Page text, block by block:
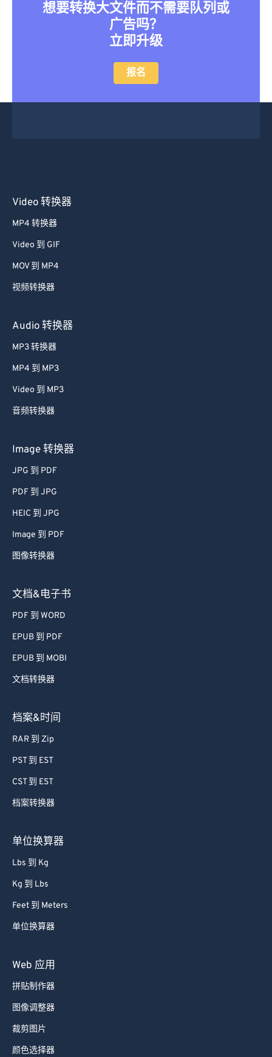
想要转换大文件而不需要队列或
广告吗？
立即升级
报名
Video 转换器
MP4 转换器
Video 到 GIF
MOV 到 MP4
视频转换器
Audio 转换器
MP3 转换器
MP4 到 MP3
Video 到 MP3
音频转换器
Image 转换器
JPG 到 PDF
PDF 到 JPG
HEIC 到 JPG
Image 到 PDF
图像转换器
文档&电子书
PDF 到 WORD
EPUB 到 PDF
EPUB 到 MOBI
文档转换器
档案&时间
RAR 到 Zip
PST 到 EST
CST 到 EST
档案转换器
单位换算器
Lbs 到 Kg
Kg 到 Lbs
Feet 到 Meters
单位换算器
Web 应用
拼贴制作器
图像调整器
裁剪图片
颜色选择器